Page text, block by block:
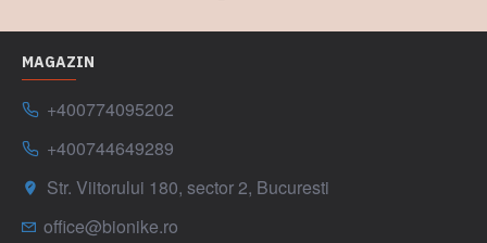
MAGAZIN
+400774095202
+400744649289
Str. Viitorului 180, sector 2, Bucuresti
office@bionike.ro